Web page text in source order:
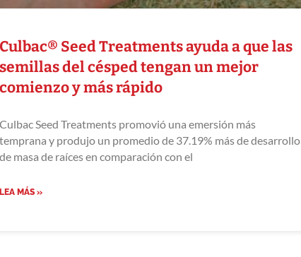
Culbac® Seed Treatments ayuda a que las
semillas del césped tengan un mejor
comienzo y más rápido
Culbac Seed Treatments promovió una emersión más
temprana y produjo un promedio de 37.19% más de desarrollo
de masa de raíces en comparación con el
LEA MÁS »